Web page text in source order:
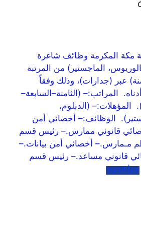
مكة المكرمة وظائف شاغرة
الماجستير) من المرتبة
عبر (جدارات)، وذلك وفقاً
المراتب:– (الثامنة–السابعة–
المؤهلات:– (الدبلوم،
الوظائف:– أخصائي أمن
قانوني ممارس.– رئيس قسم
مـمارس.– أخصائي أمن بيانات.–
قانوني مساعد.– رئيس قسم
اقرأ المزيد